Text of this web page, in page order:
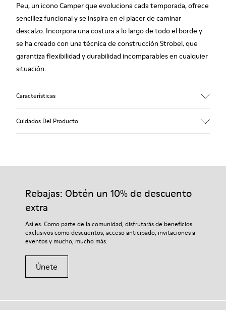
Peu, un icono Camper que evoluciona cada temporada, ofrece
sencillez funcional y se inspira en el placer de caminar
descalzo. Incorpora una costura a lo largo de todo el borde y
se ha creado con una técnica de construcción Strobel, que
garantiza flexibilidad y durabilidad incomparables en cualquier
situación.
Características
EVA
Lining
nobuck / 27% piel vacuna
Cuidados Del Producto
Nuestros zapatos se han fabricado con materiales de primera
adecuados para el cuidado del calzado los protegerá y
garantizará que duren más tiempo.
Si deseas obtener información detallada sobre cómo cuidar de
tu par, visita nuestraGuía para el cuidado del calzado.
Rebajas: Obtén un 10% de descuento
extra
Así es. Como parte de la comunidad, disfrutarás de beneficios
exclusivos como descuentos, acceso anticipado, invitaciones a
eventos y mucho, mucho más.
Únete